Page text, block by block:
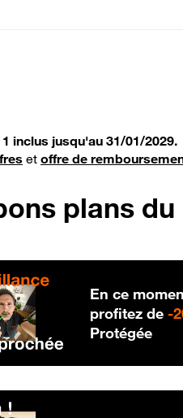
inclus jusqu'au 31/01/2029.
et offre de
plans
En ce
profitez de -
Protégée